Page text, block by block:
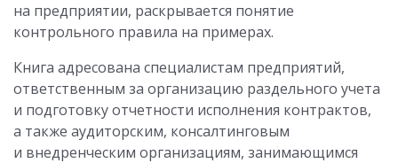
на предприятии, раскрывается понятие
контрольного правила на примерах.
Книга адресована специалистам предприятий,
ответственным за организацию раздельного учета
и подготовку отчетности исполнения контрактов,
а также аудиторским, консалтинговым
и внедренческим организациям, занимающимся